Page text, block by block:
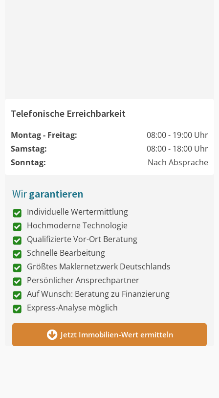
Telefonische Erreichbarkeit
Montag - Freitag:
08:00 - 19:00 Uhr
Samstag:
08:00 - 18:00 Uhr
Sonntag:
Nach Absprache
Wirgarantieren
Individuelle Wertermittlung
Hochmoderne Technologie
Qualifizierte Vor-Ort Beratung
Schnelle Bearbeitung
Größtes Maklernetzwerk Deutschlands
Persönlicher Ansprechpartner
Auf Wunsch: Beratung zu Finanzierung
Express-Analyse möglich
Jetzt Immobilien-Wert ermitteln